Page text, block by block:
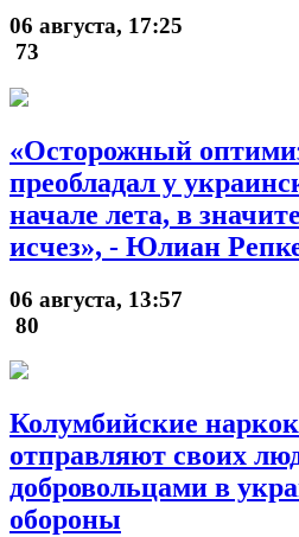
06 августа, 17:25
73
«Осторожный
преобладал у
начале лета, в
исчез», - Юлиан
06 августа, 13:57
80
Колумбийские
отправляют своих
добровольцами в
обороны